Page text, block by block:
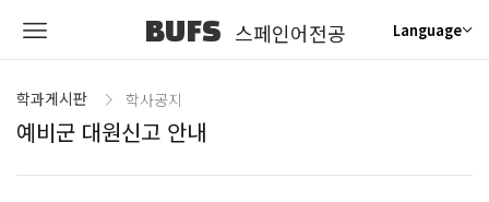
BUFS 스페인어전공 Language
학과게시판 학사공지
예비군 대원신고 안내